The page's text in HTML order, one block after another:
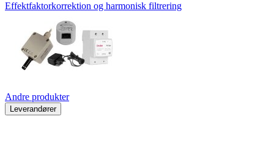
Effektfaktorkorrektion og harmonisk filtrering
Andre produkter
Leverandører